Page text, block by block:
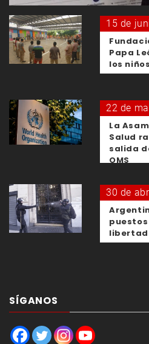
15 de
Papa
los
22 de
La
Salud
salida
OMS
30 de
libertad
SÍGANOS